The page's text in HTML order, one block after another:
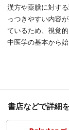
漢方や薬膳に対す
っつきやすい内容
ているため、視覚
中医学の基本から始
書店などで詳細